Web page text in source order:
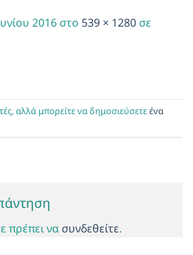
2016 στο 539 × 1280 σε
αλλά μπορείτε να δημοσιεύσετεένα
πρέπει να συνδεθείτε.